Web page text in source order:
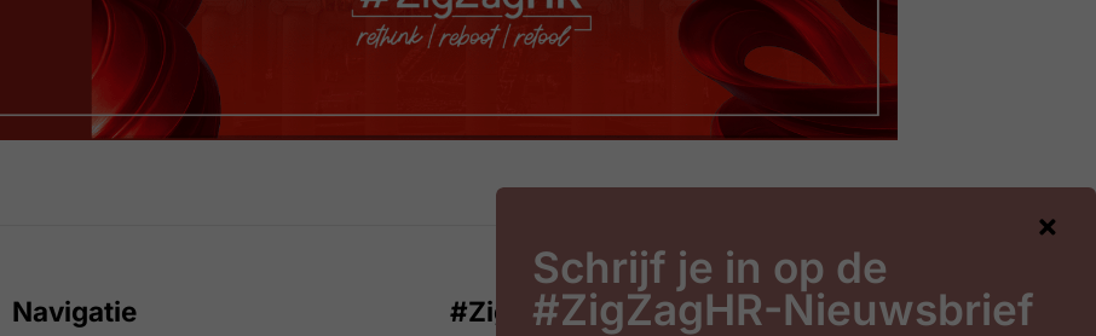
Navigatie #ZigZagHR-Nieuwsbrief
Schrijf je in op de
#ZigZagHR-Nieuwsbrief